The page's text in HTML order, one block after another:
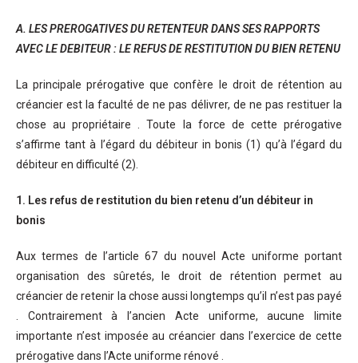
A. LES PREROGATIVES DU RETENTEUR DANS SES RAPPORTS
AVEC LE DEBITEUR : LE REFUS DE RESTITUTION DU BIEN RETENU
La principale prérogative que confère le droit de rétention au
créancier est la faculté de ne pas délivrer, de ne pas restituer la
chose au propriétaire . Toute la force de cette prérogative
s’affirme tant à l’égard du débiteur in bonis (1) qu’à l’égard du
débiteur en difficulté (2).
1. Les refus de restitution du bien retenu d’un débiteur in
bonis
Aux termes de l’article 67 du nouvel Acte uniforme portant
organisation des sûretés, le droit de rétention permet au
créancier de retenir la chose aussi longtemps qu’il n’est pas payé
. Contrairement à l’ancien Acte uniforme, aucune limite
importante n’est imposée au créancier dans l’exercice de cette
prérogative dans l’Acte uniforme rénové .